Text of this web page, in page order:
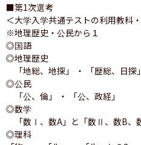
■第1次選考
＜大学入学共通テストの利用教科
※地理歴史・公民から１
◎国語
◎地理歴史
「地総、地探」 ・ 「歴総、日探
◎公民
「公、倫」 ・ 「公、政経」
◎数学
「数Ⅰ、数A」と「数Ⅱ、数B、数
◎理科